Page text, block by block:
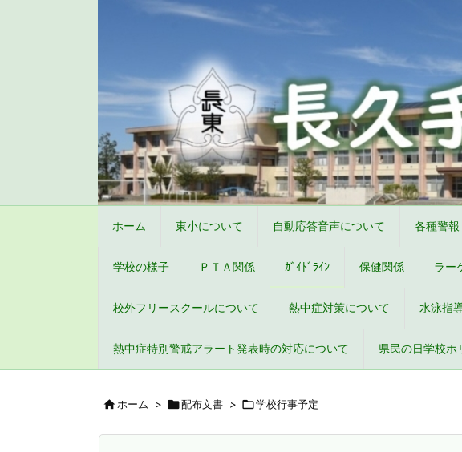
ホーム 東小について 自動応答音声について 各種警
学校の様子 ＰＴＡ関係 ｶﾞｲﾄﾞﾗｲﾝ 保健関係 ラー
校外フリースクールについて 熱中症対策について 水泳指
熱中症特別警戒アラート発表時の対応について 県民の日学校ホ
ホーム > 配布文書 > 学校行事予定